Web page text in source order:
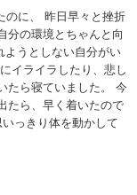
のに、 昨日早々と挫折
分の環境とちゃんと向
ようとしない自分がい
イライラしたり、悲し
たら寝ていました。 今
たら、早く着いたので
っきり体を動かして